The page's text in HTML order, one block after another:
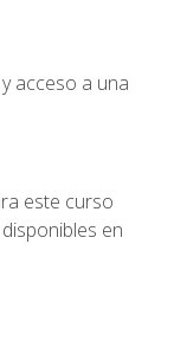
acceso a una
este curso
en